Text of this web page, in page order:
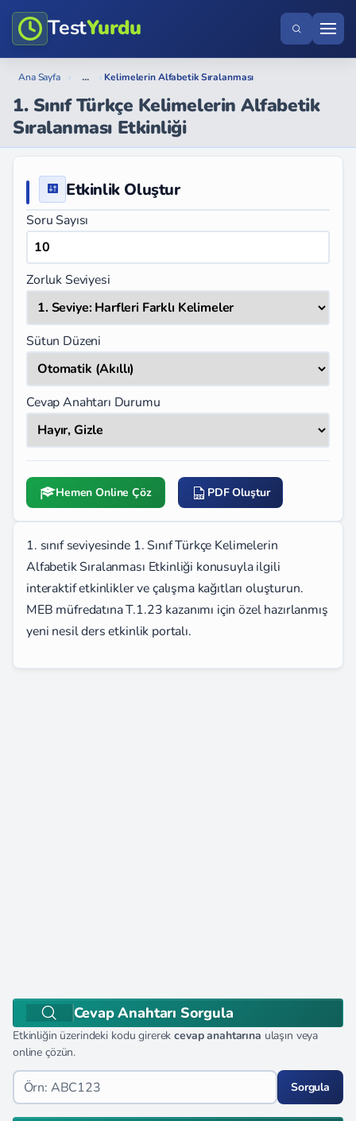
TestYurdu
Ana Sayfa › ... › Kelimelerin Alfabetik Sıralanması
1. Sınıf Türkçe Kelimelerin Alfabetik
Sıralanması Etkinliği
Etkinlik Oluştur
Soru Sayısı
Zorluk Seviyesi
Sütun Düzeni
Cevap Anahtarı Durumu
Hemen Online Çöz PDF Oluştur
1. sınıf seviyesinde 1. Sınıf Türkçe Kelimelerin
Alfabetik Sıralanması Etkinliği konusuyla ilgili
interaktif etkinlikler ve çalışma kağıtları oluşturun.
MEB müfredatına T.1.23 kazanımı için özel hazırlanmış
yeni nesil ders etkinlik portalı.
Cevap Anahtarı Sorgula
Etkinliğin üzerindeki kodu girerekcevap anahtarına ulaşın veya
online çözün.
Sorgula